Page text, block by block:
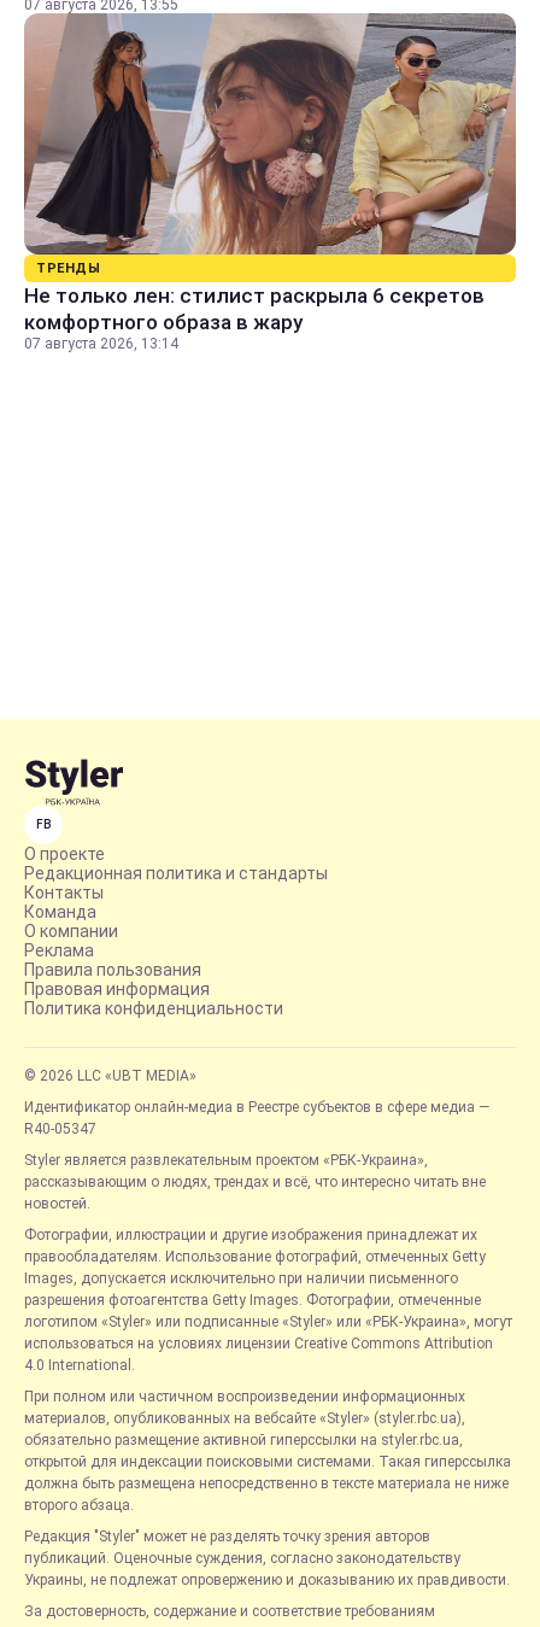
07 августа 2026, 13:55
ТРЕНДЫ
Не только лен: стилист раскрыла 6 секретов
комфортного образа в жару
07 августа 2026, 13:14
FB
О проекте
Редакционная политика и стандарты
Контакты
Команда
О компании
Реклама
Правила пользования
Правовая информация
Политика конфиденциальности
© 2026 LLC «UBT MEDIA»
Идентификатор онлайн-медиа в Реестре субъектов в сфере медиа —
R40-05347
Styler является развлекательным проектом «РБК-Украина»,
рассказывающим о людях, трендах и всё, что интересно читать вне
новостей.
Фотографии, иллюстрации и другие изображения принадлежат их
правообладателям. Использование фотографий, отмеченных Getty
Images, допускается исключительно при наличии письменного
разрешения фотоагентства Getty Images. Фотографии, отмеченные
логотипом «Styler» или подписанные «Styler» или «РБК-Украина», могут
использоваться на условиях лицензии Creative Commons Attribution
4.0 International.
При полном или частичном воспроизведении информационных
материалов, опубликованных на вебсайте «Styler» (styler.rbc.ua),
обязательно размещение активной гиперссылки на styler.rbc.ua,
открытой для индексации поисковыми системами. Такая гиперссылка
должна быть размещена непосредственно в тексте материала не ниже
второго абзаца.
Редакция "Styler" может не разделять точку зрения авторов
публикаций. Оценочные суждения, согласно законодательству
Украины, не подлежат опровержению и доказыванию их правдивости.
За достоверность, содержание и соответствие требованиям